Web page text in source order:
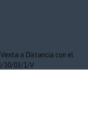
a Distancia con el
10/03/1/V